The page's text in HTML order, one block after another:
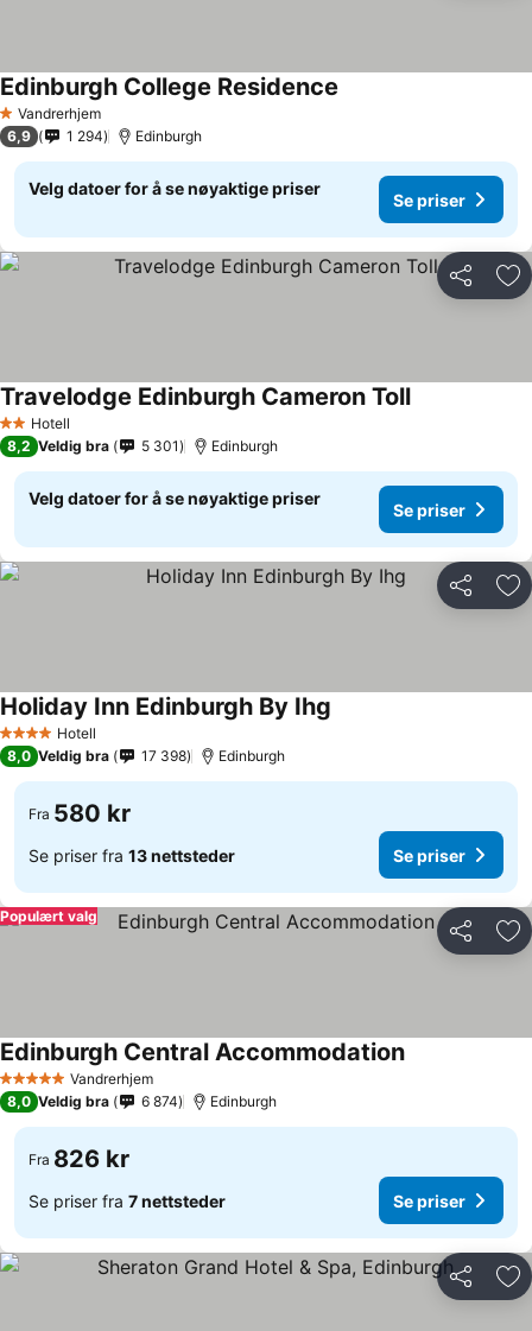
1 Stjerner
Vandrerhjem
Edinburgh College Residence
6,9 1 294 Edinburgh
Velg datoer for å se nøyaktige priser
Se priser
Del
2 Stjerner
Hotell
Travelodge Edinburgh Cameron Toll
8,2 Veldig bra 5 301 Edinburgh
Velg datoer for å se nøyaktige priser
Se priser
Del
4 StjernerHotell
Holiday Inn Edinburgh By Ihg
8,0 Veldig bra 17 398 Edinburgh
Fra 580 kr
Se priser fra 13 nettsteder Se priser
Del
Populært valg
5 Stjerner Vandrerhjem
Edinburgh Central Accommodation
8,0 Veldig bra 6 874 Edinburgh
Fra 826 kr
Se priser fra 7 nettsteder Se priser
Del